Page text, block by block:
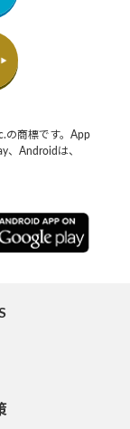
の商標です。App
、Androidは、